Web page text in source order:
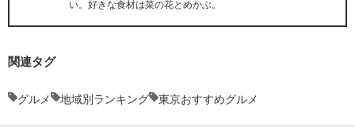
い。好きな食材は菜の花とめかぶ。
関連タグ
グルメ 地域別ランキング 東京おすすめグルメ